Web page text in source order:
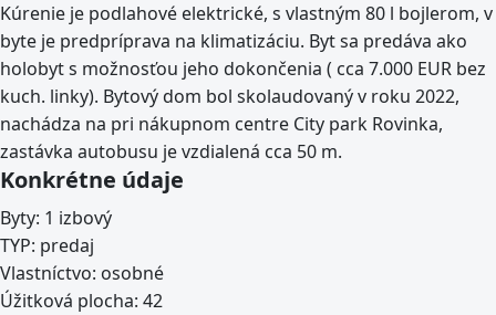
Kúrenie je podlahové elektrické, s vlastným 80 l bojlerom, v
byte je predpríprava na klimatizáciu. Byt sa predáva ako
holobyt s možnosťou jeho dokončenia ( cca 7.000 EUR bez
kuch. linky). Bytový dom bol skolaudovaný v roku 2022,
nachádza na pri nákupnom centre City park Rovinka,
zastávka autobusu je vzdialená cca 50 m.
Konkrétne údaje
Byty: 1 izbový
TYP: predaj
Vlastníctvo: osobné
Úžitková plocha: 42